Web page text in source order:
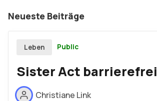
Neueste Beiträge
Leben Public
Sister Act barrierefrei
Christiane Link